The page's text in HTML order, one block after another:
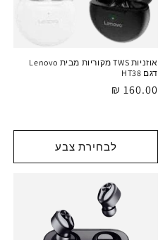
אוזניות TWS מקוריות מבית Lenovo
דגם HT38
מחיר
160.00 ₪
לבחירת צבע